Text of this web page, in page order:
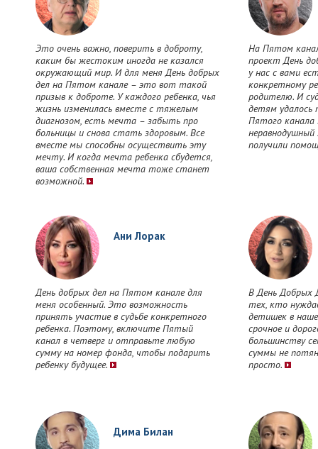
Это очень важно, поверить в доброту,
каким бы жестоким иногда не казался
окружающий мир. И для меня День добрых
дел на Пятом канале – это вот такой
призыв к доброте. У каждого ребенка, чья
жизнь изменилась вместе с тяжелым
диагнозом, есть мечта – забыть про
больницы и снова стать здоровым. Все
вместе мы способны осуществить эту
мечту. И когда мечта ребенка сбудется,
ваша собственная мечта тоже станет
возможной.
На Пятом
проект День
у нас с вами
конкретному
родителю. И
детям удалось
Пятого
получили
Ани Лорак
День добрых дел на Пятом канале для
меня особенный. Это возможность
принять участие в судьбе конкретного
ребенка. Поэтому, включите Пятый
канал в четверг и отправьте любую
сумму на номер фонда, чтобы подарить
ребенку будущее.
В День Добрых
тех, кто
детишек в
срочное и
большинству
суммы не
просто.
Дима Билан